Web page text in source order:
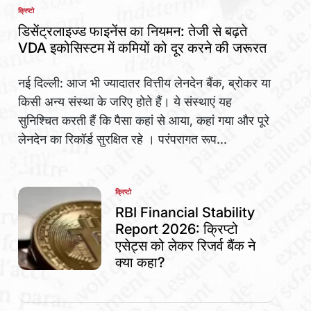
POSTED
IN
क्रिप्टो
डिसेंट्रलाइज्ड फाइनेंस का नियमन: तेजी से बढ़ते
VDA इकोसिस्टम में कमियों को दूर करने की जरूरत
नई दिल्ली: आज भी ज्यादातर वित्तीय लेनदेन बैंक, ब्रोकर या
किसी अन्य संस्था के जरिए होते हैं। ये संस्थाएं यह
सुनिश्चित करती हैं कि पैसा कहां से आया, कहां गया और पूरे
लेनदेन का रिकॉर्ड सुरक्षित रहे । परंपरागत रूप...
POSTED
IN
क्रिप्टो
RBI Financial Stability
Report 2026: क्रिप्टो
एसेट्स को लेकर रिजर्व बैंक ने
क्या कहा?